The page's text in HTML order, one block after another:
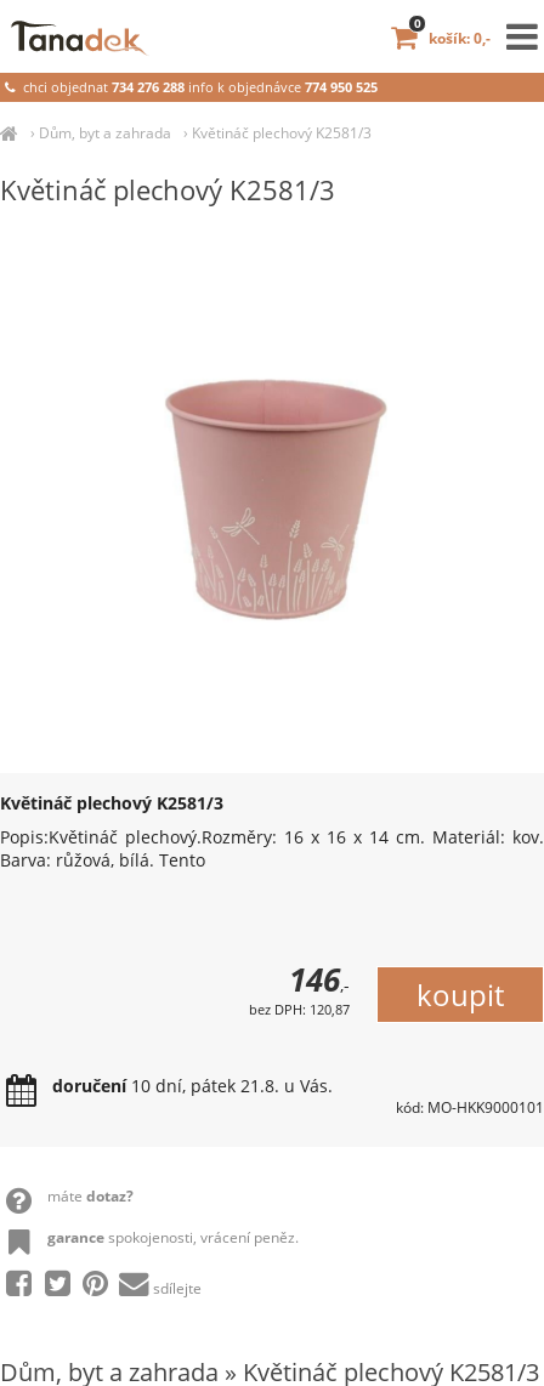
› Dům, byt a zahrada › Květináč plechový K2581/3
Květináč plechový K2581/3
Květináč plechový K2581/3
Popis:Květináč plechový.Rozměry: 16 x 16 x 14 cm. Materiál: kov.
Barva: růžová, bílá. Tento
146,-
bez DPH: 120,87
doručení10 dní, pátek 21.8. u Vás.
kód: MO-HKK9000101
máte dotaz?
garancespokojenosti, vrácení peněz.
sdílejte
Dům, byt a zahrada » Květináč plechový K2581/3
chci objednat734 276 288 info k objednávce 774 950 525
košík: 0,-
0